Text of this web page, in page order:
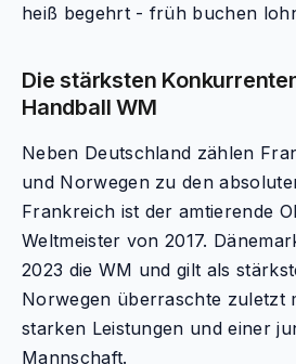
heiß begehrt - früh buchen
Die stärksten
Handball WM
Neben Deutschland zählen
und Norwegen zu den
Frankreich ist der amtierende
Weltmeister von 2017.
2023 die WM und gilt als
Norwegen überraschte zuletzt
starken Leistungen und einer
Mannschaft.